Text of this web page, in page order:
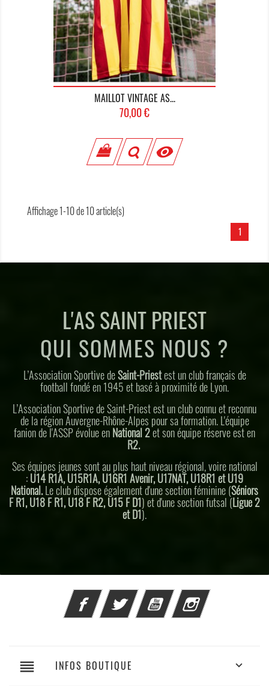
MAILLOT VINTAGE AS...
Prix
70,00 €

Affichage 1-10 de 10 article(s)
1
L'AS SAINT PRIEST
QUI SOMMES NOUS ?
L’Association Sportive deSaint-Priestest un club français de
football fondé en 1945 et basé à proximité de Lyon.
L’Association Sportive de Saint-Priest est un club connu et reconnu
de la région Auvergne-Rhône-Alpes pour sa formation. L'équipe
fanion de l'ASSP évolue enNational 2et son équipe réserve est en
R2.
Ses équipes jeunes sont au plus haut niveau régional, voire national
:U14 R1A, U15R1A, U16R1 Avenir, U17NAT, U18R1 et U19
National.Le club dispose également d'une section féminine (Séniors
F R1, U18 F R1, U18 F R2, U15 F D1) et d'une section futsal (Ligue 2
et D1).
FacebookTwitter YouTube Instagram
reorder INFOS BOUTIQUE 